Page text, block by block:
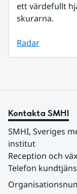
ett värdefullt
skurarna.
Radar
Kontakta SMHI
SMHI, Sveriges
institut
Reception och
Telefon